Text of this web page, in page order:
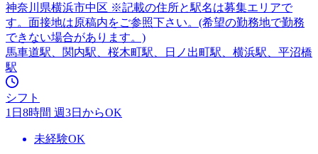
神奈川県横浜市中区 ※記載の住所と駅名は募集エリアで
す。面接地は原稿内をご参照下さい。(希望の勤務地で勤務
できない場合があります。)
馬車道駅、関内駅、桜木町駅、日ノ出町駅、横浜駅、平沼橋
駅
シフト
1日8時間 週3日からOK
未経験OK